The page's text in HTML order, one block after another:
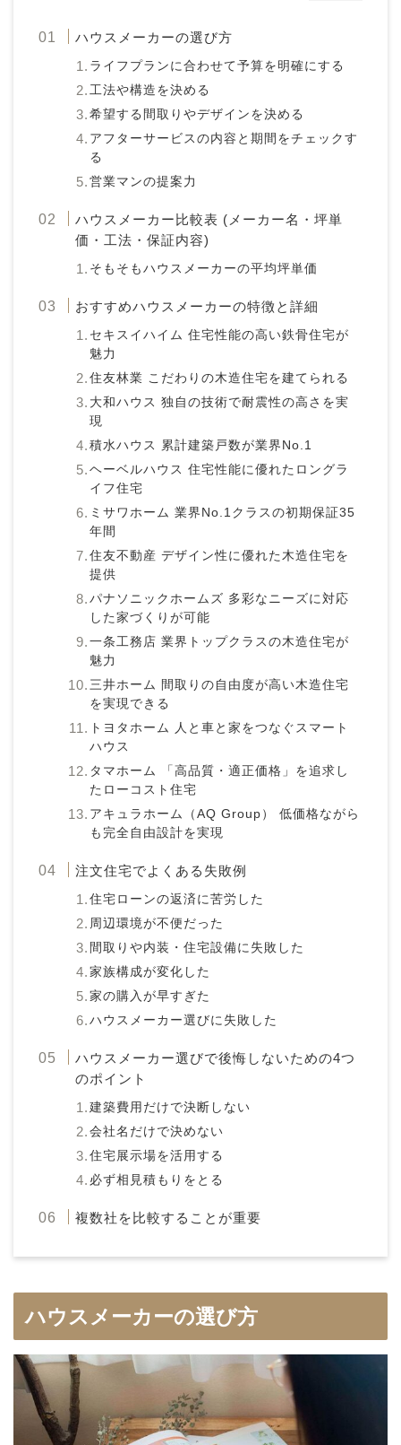
ハウスメーカーの選び方
ライフプランに合わせて予算を明確にする
工法や構造を決める
希望する間取りやデザインを決める
アフターサービスの内容と期間をチェックす
る
営業マンの提案力
ハウスメーカー比較表 (メーカー名・坪単
価・工法・保証内容)
そもそもハウスメーカーの平均坪単価
おすすめハウスメーカーの特徴と詳細
セキスイハイム 住宅性能の高い鉄骨住宅が
魅力
住友林業 こだわりの木造住宅を建てられる
大和ハウス 独自の技術で耐震性の高さを実
現
積水ハウス 累計建築戸数が業界No.1
ヘーベルハウス 住宅性能に優れたロングラ
イフ住宅
ミサワホーム 業界No.1クラスの初期保証35
年間
住友不動産 デザイン性に優れた木造住宅を
提供
パナソニックホームズ 多彩なニーズに対応
した家づくりが可能
一条工務店 業界トップクラスの木造住宅が
魅力
三井ホーム 間取りの自由度が高い木造住宅
を実現できる
トヨタホーム 人と車と家をつなぐスマート
ハウス
タマホーム 「高品質・適正価格」を追求し
たローコスト住宅
アキュラホーム（AQ Group） 低価格ながら
も完全自由設計を実現
注文住宅でよくある失敗例
住宅ローンの返済に苦労した
周辺環境が不便だった
間取りや内装・住宅設備に失敗した
家族構成が変化した
家の購入が早すぎた
ハウスメーカー選びに失敗した
ハウスメーカー選びで後悔しないための4つ
のポイント
建築費用だけで決断しない
会社名だけで決めない
住宅展示場を活用する
必ず相見積もりをとる
複数社を比較することが重要
ハウスメーカーの選び方